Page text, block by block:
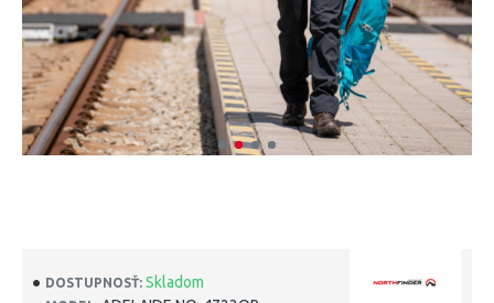
DOSTUPNOSŤ: Skladom